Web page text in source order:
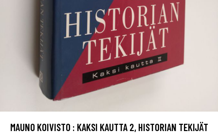
MAUNO KOIVISTO : KAKSI KAUTTA 2, HISTORIAN TEKIJÄT